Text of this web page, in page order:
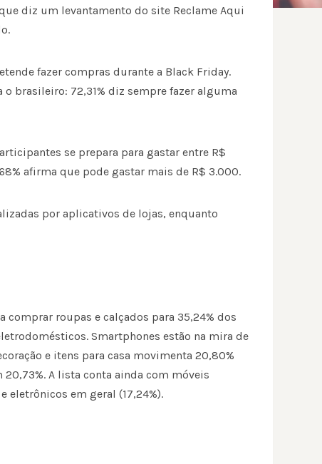
diz um levantamento do site Reclame Aqui
fazer compras durante a Black Friday.
brasileiro: 72,31% diz sempre fazer alguma
se prepara para gastar entre R$
afirma que pode gastar mais de R$ 3.000.
por aplicativos de lojas, enquanto
comprar roupas e calçados para 35,24% dos
Smartphones estão na mira de
e itens para casa movimenta 20,80%
A lista conta ainda com móveis
eletrônicos em geral (17,24%).